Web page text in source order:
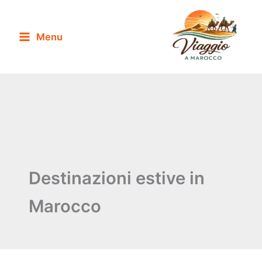
contenutoMenu
Destinazioni estive in
Marocco